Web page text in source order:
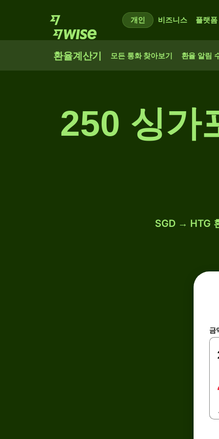
개인 비즈니스 플랫폼
환율계산기 모든 통화 찾아보기 환율 알림
250 싱가
SGD → HTG
금